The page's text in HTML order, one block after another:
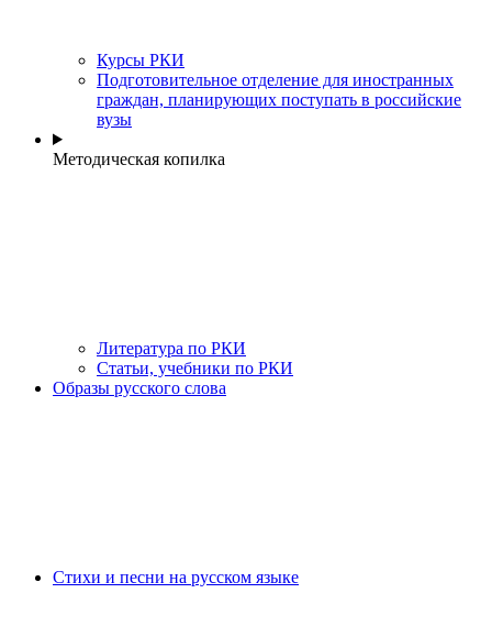
Курсы РКИ
Подготовительное отделение для иностранных
граждан, планирующих поступать в российские
вузы
Методическая копилка
Литература по РКИ
Статьи, учебники по РКИ
Образы русского слова
Стихи и песни на русском языке